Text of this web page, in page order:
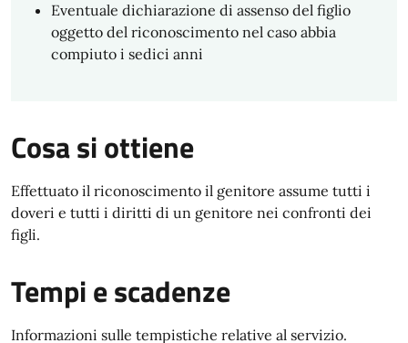
Eventuale dichiarazione di assenso del figlio
oggetto del riconoscimento nel caso abbia
compiuto i sedici anni
Cosa si ottiene
Effettuato il riconoscimento il genitore assume tutti i
doveri e tutti i diritti di un genitore nei confronti dei
figli.
Tempi e scadenze
Informazioni sulle tempistiche relative al servizio.